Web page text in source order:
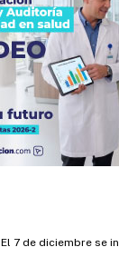
El 7 de diciembre se